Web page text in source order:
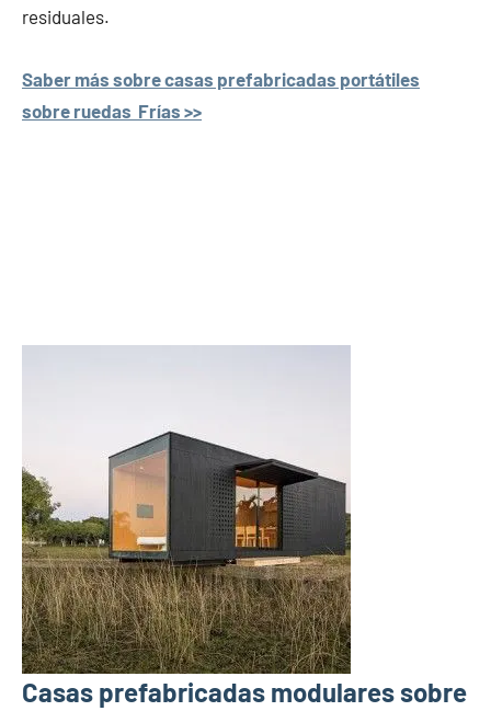
residuales.
Saber más sobre casas prefabricadas portátiles
sobre ruedas Frías >>
Casas prefabricadas modulares sobre